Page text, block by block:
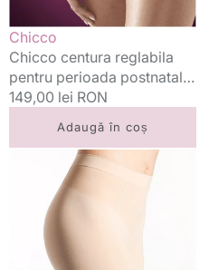
Vânzător:
Chicco
Chicco centura reglabila
pentru perioada postnatala
marimea M
Preț
149,00 lei RON
Adaugă în coș
Cantaloop
modelatori
marimea